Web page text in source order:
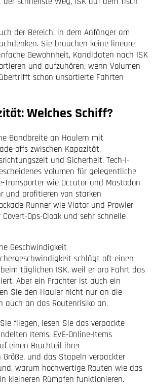
der Bereich, in dem Anfänger am
Sie brauchen keine lineare
Gewohnheit, Kandidaten nach ISK
und aufzuhören, wenn Volumen
schon unsortierte Fahrten
Welches Schiff?
Bandbreite an Haulern mit
offs zwischen Kapazität,
und Sicherheit. Tech-I-
Volumen für gelegentliche
Transporter wie Occator und Mastodon
und profitieren von starken
Runner wie Viator und Prowler
Ops-Cloak und sehr schnelle
Geschwindigkeit
schlägt oft einen
täglichen ISK, weil er pro Fahrt das
Aber ein Frachter ist auch ein
Sie den Hauler nicht nur an die
auch an das Routen­risiko an.
fliegen, lesen Sie das verpackte
Items. EVE-Online-Items
einen Bruchteil ihrer
und das Stapeln verpackter
warum hochwertige Routen wie das
kleineren Rümpfen funktionieren.